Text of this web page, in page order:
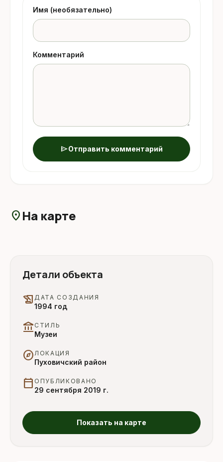
Имя (необязательно)
Комментарий
sendОтправить комментарий
location_on На карте
Детали объекта
history_edu ДАТА СОЗДАНИЯ
1994 год
account_balance СТИЛЬ
Музеи
explore ЛОКАЦИЯ
Пуховичский район
calendar_today ОПУБЛИКОВАНО
29 сентября 2019 г.
Показать на карте